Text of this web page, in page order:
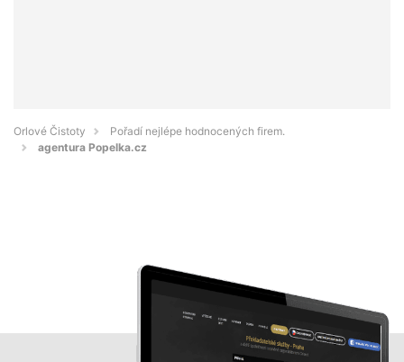
Orlové Čistoty
Pořadí nejlépe hodnocených firem.
agentura Popelka.cz